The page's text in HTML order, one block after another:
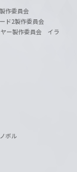
作委員会
ド2製作委員会
ヤー製作委員会 イラ
ボル